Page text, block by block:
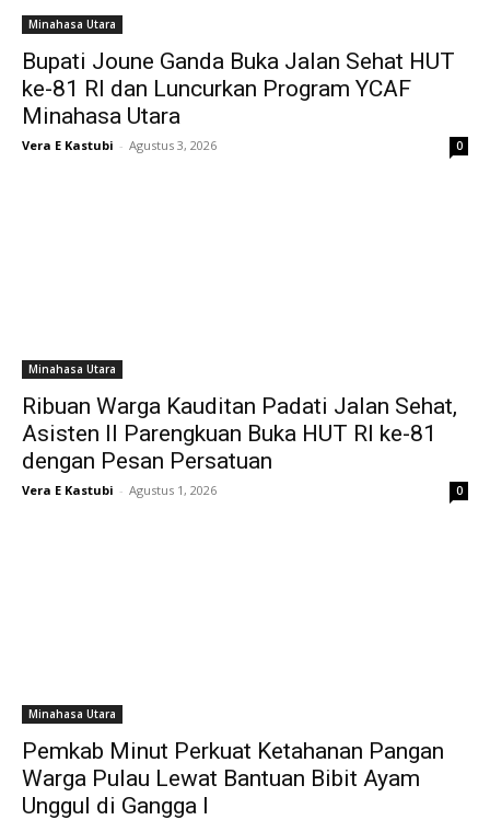
Minahasa Utara
Bupati Joune Ganda Buka Jalan Sehat HUT
ke-81 RI dan Luncurkan Program YCAF
Minahasa Utara
Vera E Kastubi - Agustus 3, 2026 0
Minahasa Utara
Ribuan Warga Kauditan Padati Jalan Sehat,
Asisten II Parengkuan Buka HUT RI ke-81
dengan Pesan Persatuan
Vera E Kastubi - Agustus 1, 2026 0
Minahasa Utara
Pemkab Minut Perkuat Ketahanan Pangan
Warga Pulau Lewat Bantuan Bibit Ayam
Unggul di Gangga I